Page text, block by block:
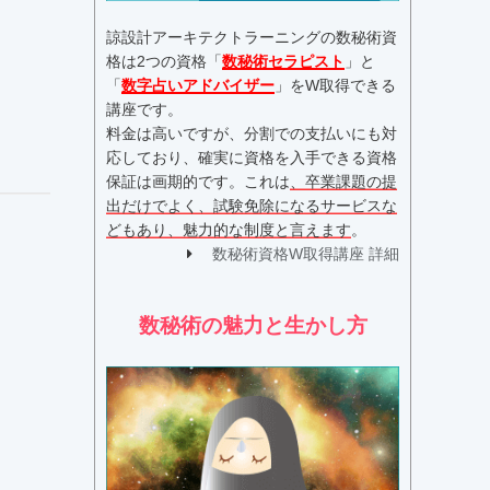
諒設計アーキテクトラーニングの数秘術資
格は2つの資格「数秘術セラピスト 」と
「数字占いアドバイザー 」をW取得できる
講座です。
料金は高いですが、分割での支払いにも対
応しており、確実に資格を入手できる資格
保証は画期的です。これは 、卒業課題の提
出だけでよく、試験免除になるサービスな
どもあり、魅力的な制度と言えます。
数秘術資格W取得講座 詳細
数秘術の魅力と生かし方